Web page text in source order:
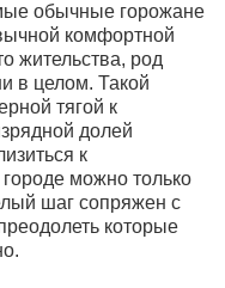
обычные горожане
комфортной
жительства, род
в целом. Такой
тягой к
долей
к
можно только
шаг сопряжен с
которые